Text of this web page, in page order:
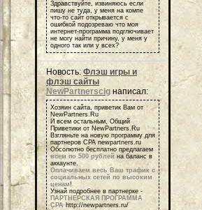
Здравствуйте, извиняюсь если
пишу не туда, у меня на компе
что-то сайт открывается с
ошибкой подозреваю что моя
интернет-программа подглючивает
не могу найти причину, у меня у
одного так или у всех?
Новость: Флэш игры и
флэш сайты
NewPartnerscig написал:
Хозяин сайта, приветик Вам от
NewPartners.Ru
И всем остальным, Общий
Приветики от NewPartners.Ru
Взгляньте на новую программу для
партнеров СРА newpartners.ru
Обсолютно бесплатно предлагаем
всем по 500 рублей на баланс в
аккаунте.
Оплачиваем весь Ваш трафик с
социальных сетей по высоким
ценам!
Узнай подробнее в партнерке -
ПАРТНЕРСКАЯ ПРОГРАММА
СРАhttp://newpartners.ru/